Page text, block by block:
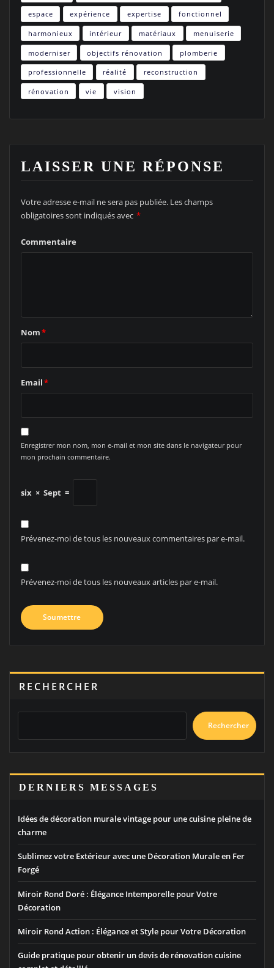
espace expérience expertise fonctionnel
harmonieux intérieur matériaux menuiserie
moderniser objectifs rénovation plomberie
professionnelle réalité reconstruction
rénovation vie vision
LAISSER UNE RÉPONSE
Votre adresse e-mail ne sera pas publiée. Les champs
obligatoires sont indiqués avec *
Commentaire
Nom*
Email*
Enregistrer mon nom, mon e-mail et mon site dans le navigateur pour
mon prochain commentaire.
six × Sept =
Prévenez-moi de tous les nouveaux commentaires par e-mail.
Prévenez-moi de tous les nouveaux articles par e-mail.
RECHERCHER
Rechercher
DERNIERS MESSAGES
Idées de décoration murale vintage pour une cuisine pleine de
charme
Sublimez votre Extérieur avec une Décoration Murale en Fer
Forgé
Miroir Rond Doré : Élégance Intemporelle pour Votre
Décoration
Miroir Rond Action : Élégance et Style pour Votre Décoration
Guide pratique pour obtenir un devis de rénovation cuisine